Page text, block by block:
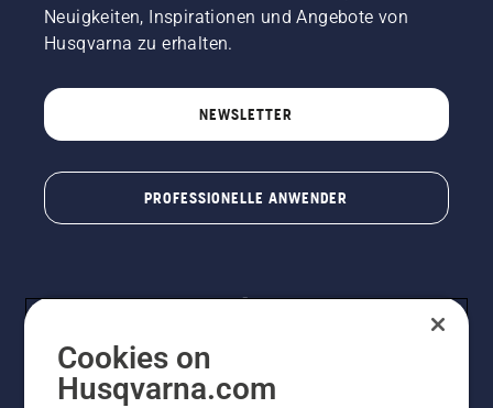
Neuigkeiten, Inspirationen und Angebote von
Husqvarna zu erhalten.
NEWSLETTER
PROFESSIONELLE ANWENDER
Cookies on
Husqvarna.com